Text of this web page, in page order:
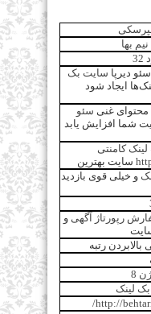
بها
دیرپا سایت بک
ایجاد شود
محتوای غنی سئو
شما افزایش یابد
کامنتی
و خیلی قوی بازدید
رپورتاژ آگهی و
بالابردن رتبه
لینک